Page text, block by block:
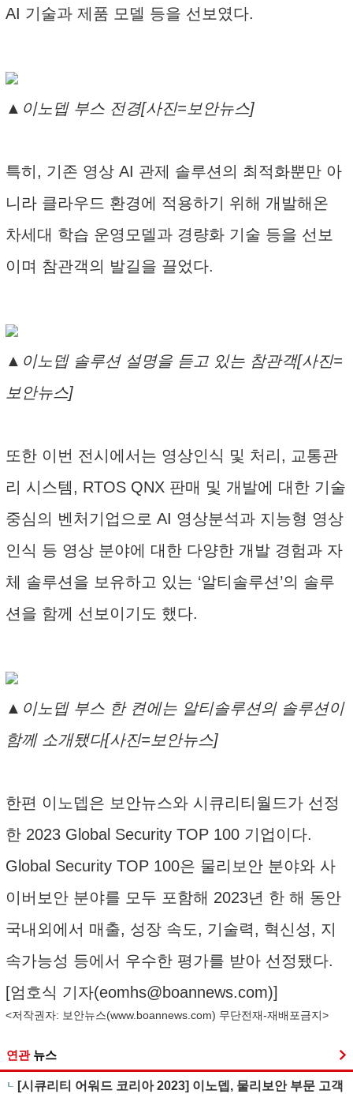
AI 기술과 제품 모델 등을 선보였다.
▲이노뎁 부스 전경[사진=보안뉴스]
특히, 기존 영상 AI 관제 솔루션의 최적화뿐만 아
니라 클라우드 환경에 적용하기 위해 개발해온
차세대 학습 운영모델과 경량화 기술 등을 선보
이며 참관객의 발길을 끌었다.
▲이노뎁 솔루션 설명을 듣고 있는 참관객[사진=
보안뉴스]
또한 이번 전시에서는 영상인식 및 처리, 교통관
리 시스템, RTOS QNX 판매 및 개발에 대한 기술
중심의 벤처기업으로 AI 영상분석과 지능형 영상
인식 등 영상 분야에 대한 다양한 개발 경험과 자
체 솔루션을 보유하고 있는 ‘알티솔루션’의 솔루
션을 함께 선보이기도 했다.
▲이노뎁 부스 한 켠에는 알티솔루션의 솔루션이
함께 소개됐다[사진=보안뉴스]
한편 이노뎁은 보안뉴스와 시큐리티월드가 선정
한 2023 Global Security TOP 100 기업이다.
Global Security TOP 100은 물리보안 분야와 사
이버보안 분야를 모두 포함해 2023년 한 해 동안
국내외에서 매출, 성장 속도, 기술력, 혁신성, 지
속가능성 등에서 우수한 평가를 받아 선정됐다.
[엄호식 기자(eomhs@boannews.com)]
<저작권자: 보안뉴스(www.boannews.com) 무단전재-재배포금지>
연관 뉴스
[시큐리티 어워드 코리아 2023] 이노뎁, 물리보안 부문 고객